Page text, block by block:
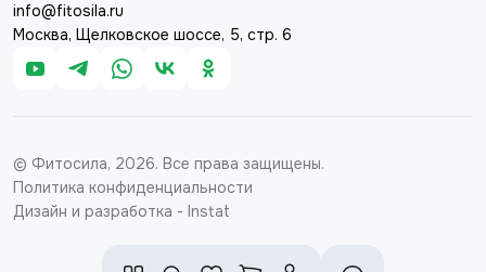
info@fitosila.ru
Москва, Щелковское шоссе, 5, стр. 6
© Фитосила, 2026. Все права защищены.
Политика конфиденциальности
Дизайн и разработка - Instat